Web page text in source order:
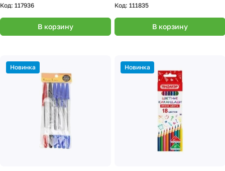
Код: 117936
В корзину
Код: 111835
В корзину
Новинка Новинка